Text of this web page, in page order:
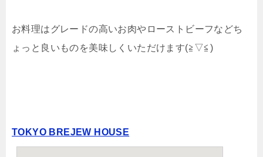
お料理はグレードの高いお肉やローストビーフなどち
ょっと良いものを美味しくいただけます(≧▽≦)
TOKYO BREJEW HOUSE